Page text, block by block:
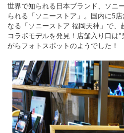
世界で知られる日本ブランド、ソニ
られる「ソニーストア」。国内に5
なる「ソニーストア 福岡天神」で
コラボモデルを発見！店舗入り口は
がらフォトスポットのようでした！